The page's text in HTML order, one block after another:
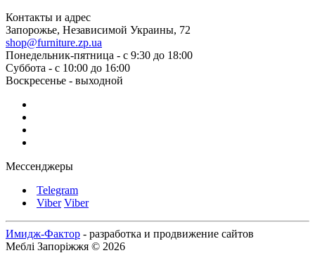
Контакты и адрес
Запорожье, Независимой Украины, 72
shop@furniture.zp.ua
Понедельник-пятница - с 9:30 до 18:00
Суббота - с 10:00 до 16:00
Воскресенье - выходной
Мессенджеры
Telegram
Viber Viber
Имидж-Фактор - разработка и продвижение сайтов
Меблі Запоріжжя © 2026